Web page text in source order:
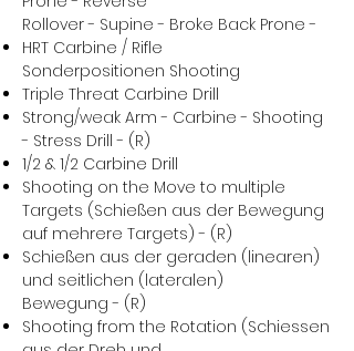
Rollover - Supine - Broke Back Prone -
HRT Carbine / Rifle
Sonderpositionen Shooting
Triple Threat Carbine Drill
Strong/weak Arm - Carbine - Shooting
- Stress Drill - (R)
1/2 & 1/2 Carbine Drill
Shooting on the Move to multiple
Targets (Schießen aus der Bewegung
auf mehrere Targets) - (R)
Schießen aus der geraden (linearen)
und seitlichen (lateralen)
Bewegung - (R)
Shooting from the Rotation (Schiessen